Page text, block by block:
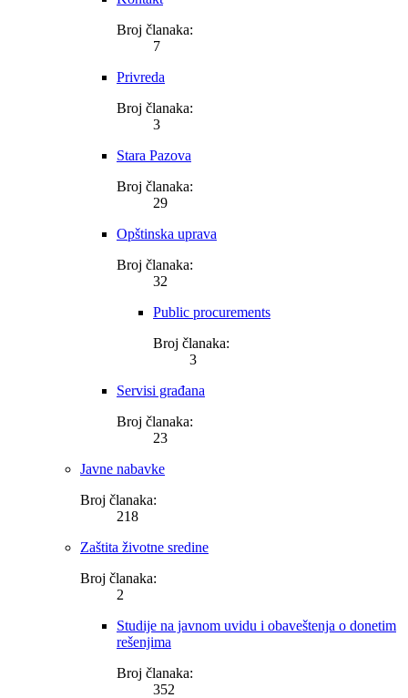
Broj članaka:
7
Privreda
Broj članaka:
3
Stara Pazova
Broj članaka:
29
Opštinska uprava
Broj članaka:
32
Public procurements
Broj članaka:
3
Servisi građana
Broj članaka:
23
Javne nabavke
Broj članaka:
218
Zaštita životne sredine
Broj članaka:
2
Studije na javnom uvidu i obaveštenja o donetim
rešenjima
Broj članaka:
352